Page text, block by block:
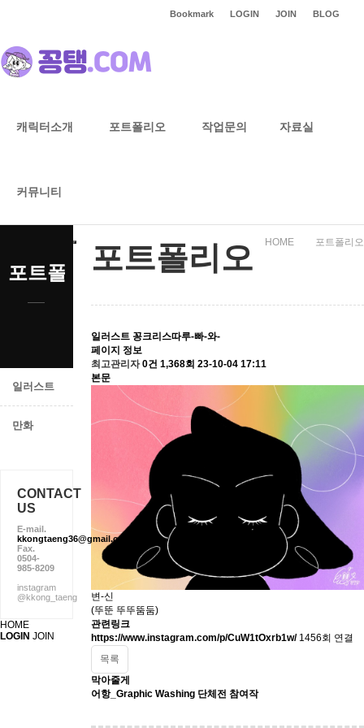
BLOG
JOIN
LOGIN
Bookmark
캐릭터소개 포트폴리오 작업문의 자료실
커뮤니티
포트폴리오 HOME 포트폴리오
일러스트 꽁크리스따루-빠-와-
페이지 정보
최고관리자 0건 1,368회 23-10-04 17:11
본문
변-신
(뚜뚠 뚜뚜뚬둠)
관련링크
https://www.instagram.com/p/CuW1tOxrb1w/ 1456회 연결
목록
막아줄게
어항_Graphic Washing 단체전 참여작
포트폴리오
일러스트
만화
CONTACT
US
E-mail.
kkongtaeng36@gmail.com
Fax.
0504-
985-8209
instagram
@kkong_taeng
HOME
LOGIN JOIN